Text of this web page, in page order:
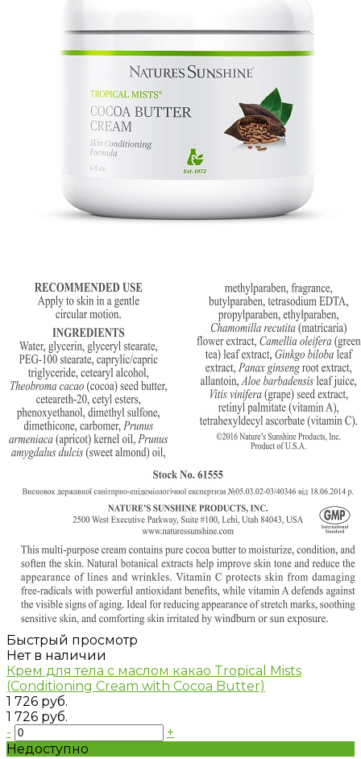
Быстрый просмотр
Нет в наличии
Крем для тела с маслом какао Tropical Mists
(Conditioning Сream with Сocoa Butter)
1 726 руб.
1 726 руб.
-
+
Недоступно